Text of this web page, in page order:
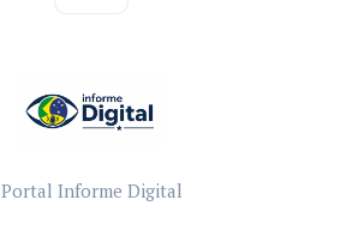
Portal Informe Digital